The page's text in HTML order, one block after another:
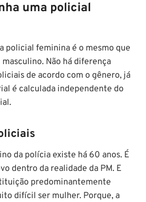
uma policial
policial feminina é o mesmo que
Não há diferença
de acordo com o gênero, já
é calculada independente do
da polícia existe há 60 anos. É
dentro da realidade da PM. E
predominantemente
difícil ser mulher. Porque, a